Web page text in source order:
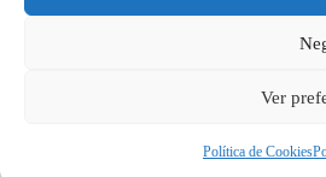
Ver
Política de Cookies